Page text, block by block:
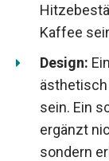
Kaffee
Design:
sein. Ein
ergänzt
sondern